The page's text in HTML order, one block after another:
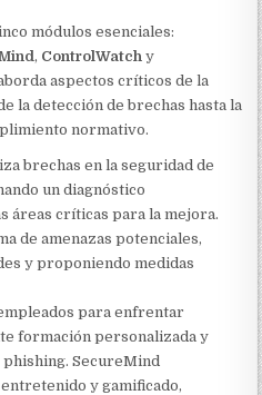
módulos esenciales:
, ControlWatch y
aspectos críticos de la
la detección de brechas hasta la
normativo.
brechas en la seguridad de
un diagnóstico
áreas críticas para la mejora.
de amenazas potenciales,
y proponiendo medidas
para enfrentar
formación personalizada y
phishing. SecureMind
y gamificado,